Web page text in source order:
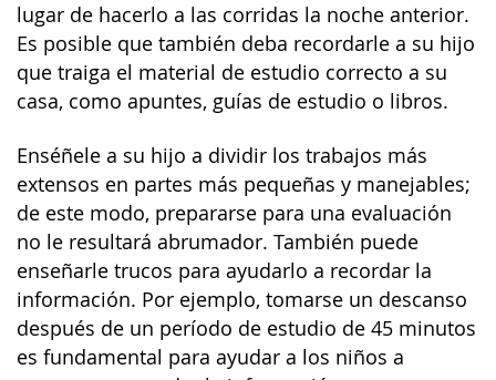
lugar de hacerlo a las corridas la noche anterior.
Es posible que también deba recordarle a su hijo
que traiga el material de estudio correcto a su
casa, como apuntes, guías de estudio o libros.
Enséñele a su hijo a dividir los trabajos más
extensos en partes más pequeñas y manejables;
de este modo, prepararse para una evaluación
no le resultará abrumador. También puede
enseñarle trucos para ayudarlo a recordar la
información. Por ejemplo, tomarse un descanso
después de un período de estudio de 45 minutos
es fundamental para ayudar a los niños a